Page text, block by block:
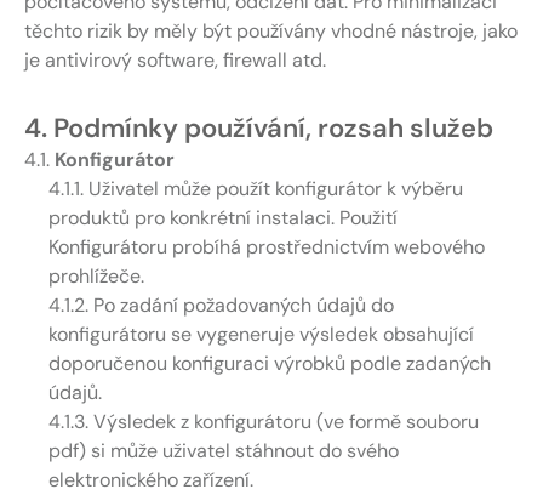
těchto rizik by měly být používány vhodné nástroje, jako
je antivirový software, firewall atd.
4. Podmínky používání, rozsah služeb
4.1. Konfigurátor
4.1.1. Uživatel může použít konfigurátor k výběru
produktů pro konkrétní instalaci. Použití
Konfigurátoru probíhá prostřednictvím webového
prohlížeče.
4.1.2. Po zadání požadovaných údajů do
konfigurátoru se vygeneruje výsledek obsahující
doporučenou konfiguraci výrobků podle zadaných
údajů.
4.1.3. Výsledek z konfigurátoru (ve formě souboru
pdf) si může uživatel stáhnout do svého
elektronického zařízení.